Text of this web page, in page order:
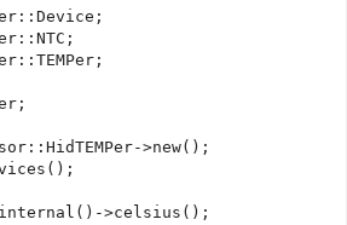
>new();
>celsius();